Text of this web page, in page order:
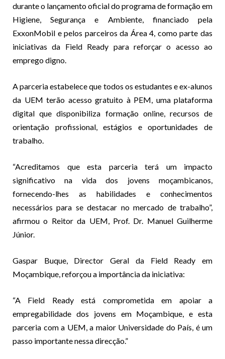
durante o lançamento oficial do programa de formação em
Higiene, Segurança e Ambiente, financiado pela
ExxonMobil e pelos parceiros da Área 4, como parte das
iniciativas da Field Ready para reforçar o acesso ao
emprego digno.
A parceria estabelece que todos os estudantes e ex-alunos
da UEM terão acesso gratuito à PEM, uma plataforma
digital que disponibiliza formação online, recursos de
orientação profissional, estágios e oportunidades de
trabalho.
“Acreditamos que esta parceria terá um impacto
significativo na vida dos jovens moçambicanos,
fornecendo-lhes as habilidades e conhecimentos
necessários para se destacar no mercado de trabalho”,
afirmou o Reitor da UEM, Prof. Dr. Manuel Guilherme
Júnior.
Gaspar Buque, Director Geral da Field Ready em
Moçambique, reforçou a importância da iniciativa:
“A Field Ready está comprometida em apoiar a
empregabilidade dos jovens em Moçambique, e esta
parceria com a UEM, a maior Universidade do País, é um
passo importante nessa direcção.”